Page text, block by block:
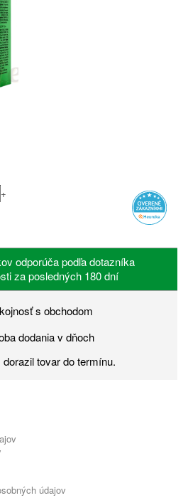
+
odporúča podľa dotazníka
za posledných 180 dní
s obchodom
dodania v dňoch
tovar do termínu.
údajov